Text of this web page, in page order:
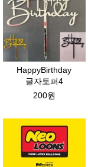
HappyBirthday
글자토퍼4
200원